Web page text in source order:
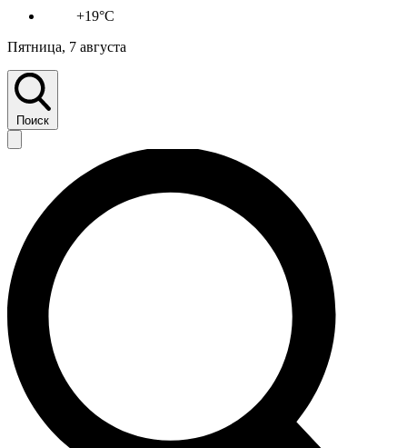
+19°C
Пятница, 7 августа
Поиск